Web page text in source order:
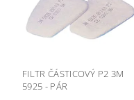
FILTR ČÁSTICOVÝ P2 3M
5925 - PÁR